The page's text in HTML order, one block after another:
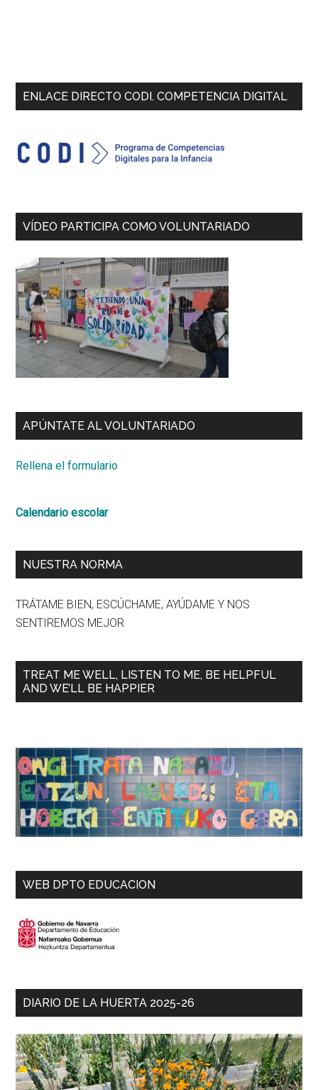
Primary
ENLACE DIRECTO CODI. COMPETENCIA DIGITAL
VÍDEO PARTICIPA COMO VOLUNTARIADO
APÚNTATE AL VOLUNTARIADO
Rellena el formulario
Calendario escolar
NUESTRA NORMA
TRÁTAME BIEN, ESCÚCHAME, AYÚDAME Y NOS
SENTIREMOS MEJOR
TREAT ME WELL, LISTEN TO ME, BE HELPFUL
AND WE’LL BE HAPPIER
WEB DPTO EDUCACION
DIARIO DE LA HUERTA 2025-26